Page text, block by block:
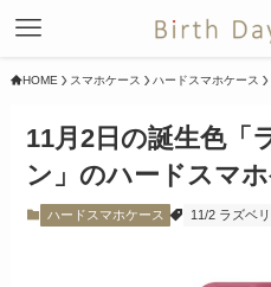
HOME スマホケース ハードスマホケース
11月2日の誕生色「
ン」のハードスマ
ハードスマホケース 11/2 ラズベ